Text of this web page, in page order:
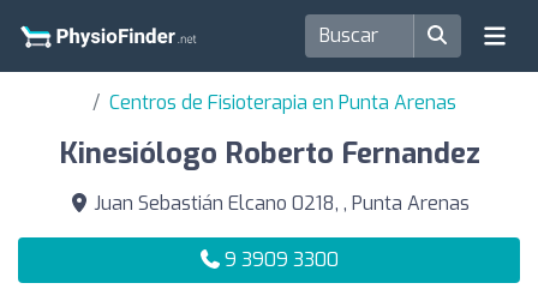
Centros de Fisioterapia en Punta Arenas
Kinesiólogo Roberto Fernandez
Juan Sebastián Elcano 0218, , Punta Arenas
9 3909 3300